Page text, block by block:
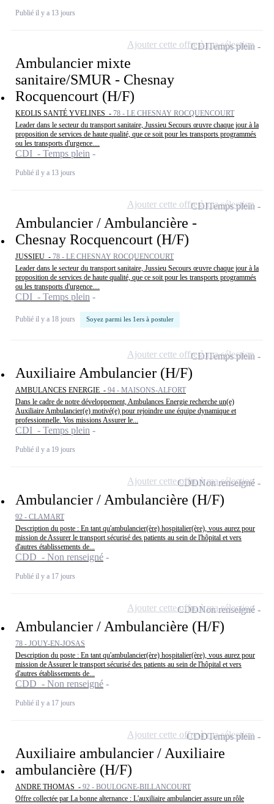
Publié il y a 13 jours
Ambulancier mixte
sanitaire/SMUR - Chesnay
Rocquencourt (H/F)
KEOLIS SANTÉ YVELINES - 78 - LE CHESNAY ROCQUENCOURT
Leader dans le secteur du transport sanitaire, Jussieu Secours œuvre chaque jour à la
proposition de services de haute qualité, que ce soit pour les transports programmés
ou les transports d'urgence....
CDI - Temps plein
Publié il y a 13 jours
CDITemps plein
Ajouter cette offre à ma sélection
Ambulancier / Ambulancière -
Chesnay Rocquencourt (H/F)
JUSSIEU - 78 - LE CHESNAY ROCQUENCOURT
Leader dans le secteur du transport sanitaire, Jussieu Secours œuvre chaque jour à la
proposition de services de haute qualité, que ce soit pour les transports programmés
ou les transports d'urgence....
CDI - Temps plein
Publié il y a 18 jours Soyez parmi les 1ers à postuler
CDITemps plein
Ajouter cette offre à ma sélection
Auxiliaire Ambulancier (H/F)
AMBULANCES ENERGIE - 94 - MAISONS-ALFORT
Dans le cadre de notre développement, Ambulances Energie recherche un(e)
Auxiliaire Ambulancier(e) motivé(e) pour rejoindre une équipe dynamique et
professionnelle. Vos missions Assurer le...
CDI - Temps plein
Publié il y a 19 jours
CDITemps plein
Ajouter cette offre à ma sélection
Ambulancier / Ambulancière (H/F)
92 - CLAMART
Description du poste : En tant qu'ambulancier(ère) hospitalier(ère), vous aurez pour
mission de Assurer le transport sécurisé des patients au sein de l'hôpital et vers
d'autres établissements de...
CDD - Non renseigné
Publié il y a 17 jours
CDDNon renseigné
Ajouter cette offre à ma sélection
Ambulancier / Ambulancière (H/F)
78 - JOUY-EN-JOSAS
Description du poste : En tant qu'ambulancier(ère) hospitalier(ère), vous aurez pour
mission de Assurer le transport sécurisé des patients au sein de l'hôpital et vers
d'autres établissements de...
CDD - Non renseigné
Publié il y a 17 jours
CDDNon renseigné
Ajouter cette offre à ma sélection
Auxiliaire ambulancier / Auxiliaire
ambulancière (H/F)
ANDRE THOMAS - 92 - BOULOGNE-BILLANCOURT
Offre collectée par La bonne alternance : L'auxiliaire ambulancier assure un rôle
CDDTemps plein
Ajouter cette offre à ma sélection